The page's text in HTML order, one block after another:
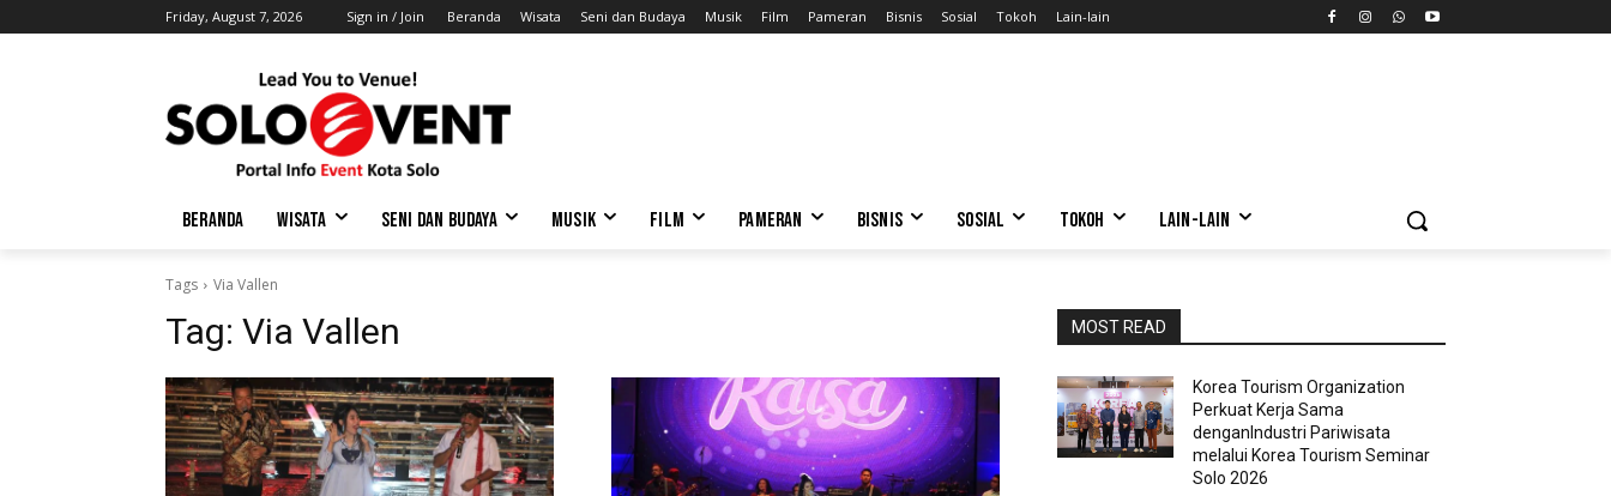
Friday, August 7, 2026 Sign in / Join Beranda Wisata Seni dan Budaya Musik Film Pameran Bisnis Sosial Tokoh Lain-lain
BERANDA WISATA SENI DAN BUDAYA MUSIK FILM PAMERAN BISNIS SOSIAL TOKOH LAIN-LAIN
Tags Via Vallen
Tag: Via Vallen MOST READ
Korea Tourism Organization
Perkuat Kerja Sama
denganIndustri Pariwisata
melalui Korea Tourism Seminar
Solo 2026